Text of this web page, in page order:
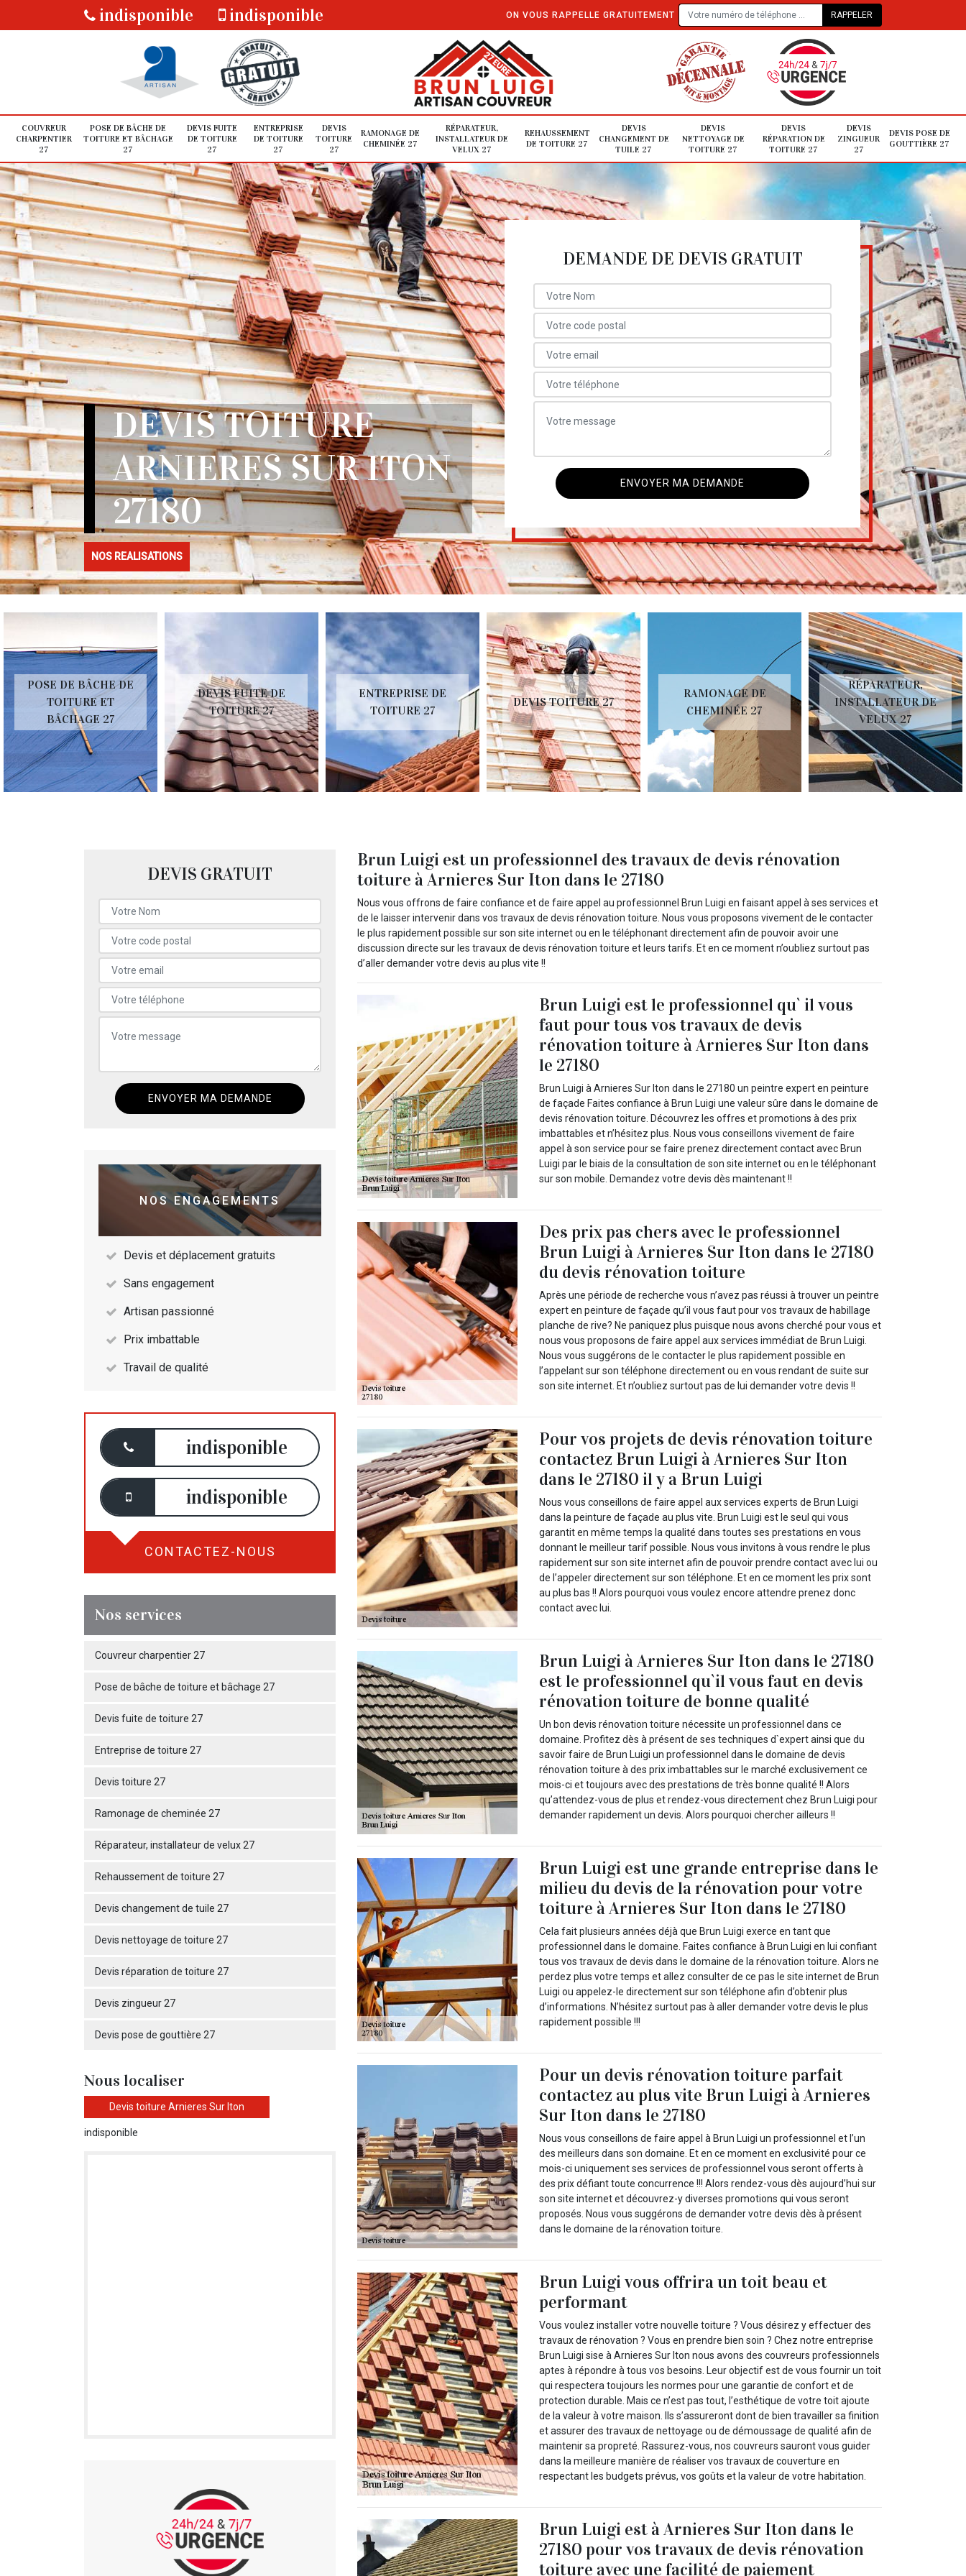
indisponible indisponible ON VOUS RAPPELLE GRATUITEMENT
COUVREUR
CHARPENTIER
27
POSE DE BÂCHE DE
TOITURE ET BÂCHAGE
27
DEVIS FUITE
DE TOITURE
27
ENTREPRISE
DE TOITURE
27
DEVIS
TOITURE
27
RAMONAGE DE
CHEMINÉE 27
RÉPARATEUR,
INSTALLATEUR DE
VELUX 27
REHAUSSEMENT
DE TOITURE 27
DEVIS
CHANGEMENT DE
TUILE 27
DEVIS
NETTOYAGE DE
TOITURE 27
DEVIS
RÉPARATION DE
TOITURE 27
DEVIS
ZINGUEUR
27
DEVIS POSE DE
GOUTTIÈRE 27
DEVIS TOITURE
ARNIERES SUR ITON
27180
NOS REALISATIONS
DEMANDE DE DEVIS GRATUIT
POSE DE BÂCHE DE
TOITURE ET
BÂCHAGE 27
DEVIS FUITE DE
TOITURE 27
ENTREPRISE DE
TOITURE 27
DEVIS TOITURE 27
RAMONAGE DE
CHEMINÉE 27
RÉPARATEUR,
INSTALLATEUR DE
VELUX 27
DEVIS GRATUIT
NOS ENGAGEMENTS
Devis et déplacement gratuits
Sans engagement
Artisan passionné
Prix imbattable
Travail de qualité
indisponible
indisponible
CONTACTEZ-NOUS
Nos services
Couvreur charpentier 27
Pose de bâche de toiture et bâchage 27
Devis fuite de toiture 27
Entreprise de toiture 27
Devis toiture 27
Ramonage de cheminée 27
Réparateur, installateur de velux 27
Rehaussement de toiture 27
Devis changement de tuile 27
Devis nettoyage de toiture 27
Devis réparation de toiture 27
Devis zingueur 27
Devis pose de gouttière 27
Nous localiser
Devis toiture Arnieres Sur Iton
indisponible
Brun Luigi est un professionnel des travaux de devis rénovation
toiture à Arnieres Sur Iton dans le 27180
Nous vous offrons de faire confiance et de faire appel au professionnel Brun Luigi en faisant appel à ses services et
de le laisser intervenir dans vos travaux de devis rénovation toiture. Nous vous proposons vivement de le contacter
le plus rapidement possible sur son site internet ou en le téléphonant directement afin de pouvoir avoir une
discussion directe sur les travaux de devis rénovation toiture et leurs tarifs. Et en ce moment n’oubliez surtout pas
d’aller demander votre devis au plus vite !!
Brun Luigi est le professionnel qu` il vous
faut pour tous vos travaux de devis
rénovation toiture à Arnieres Sur Iton dans
le 27180
Brun Luigi à Arnieres Sur Iton dans le 27180 un peintre expert en peinture
de façade Faites confiance à Brun Luigi une valeur sûre dans le domaine de
devis rénovation toiture. Découvrez les offres et promotions à des prix
imbattables et n’hésitez plus. Nous vous conseillons vivement de faire
appel à son service pour se faire prenez directement contact avec Brun
Luigi par le biais de la consultation de son site internet ou en le téléphonant
sur son mobile. Demandez votre devis dès maintenant !!
Des prix pas chers avec le professionnel
Brun Luigi à Arnieres Sur Iton dans le 27180
du devis rénovation toiture
Après une période de recherche vous n’avez pas réussi à trouver un peintre
expert en peinture de façade qu’il vous faut pour vos travaux de habillage
planche de rive? Ne paniquez plus puisque nous avons cherché pour vous et
nous vous proposons de faire appel aux services immédiat de Brun Luigi.
Nous vous suggérons de le contacter le plus rapidement possible en
l’appelant sur son téléphone directement ou en vous rendant de suite sur
son site internet. Et n’oubliez surtout pas de lui demander votre devis !!
Pour vos projets de devis rénovation toiture
contactez Brun Luigi à Arnieres Sur Iton
dans le 27180 il y a Brun Luigi
Nous vous conseillons de faire appel aux services experts de Brun Luigi
dans la peinture de façade au plus vite. Brun Luigi est le seul qui vous
garantit en même temps la qualité dans toutes ses prestations en vous
donnant le meilleur tarif possible. Nous vous invitons à vous rendre le plus
rapidement sur son site internet afin de pouvoir prendre contact avec lui ou
de l’appeler directement sur son téléphone. Et en ce moment les prix sont
au plus bas !! Alors pourquoi vous voulez encore attendre prenez donc
contact avec lui.
Brun Luigi à Arnieres Sur Iton dans le 27180
est le professionnel qu`il vous faut en devis
rénovation toiture de bonne qualité
Un bon devis rénovation toiture nécessite un professionnel dans ce
domaine. Profitez dès à présent de ses techniques d`expert ainsi que du
savoir faire de Brun Luigi un professionnel dans le domaine de devis
rénovation toiture à des prix imbattables sur le marché exclusivement ce
mois-ci et toujours avec des prestations de très bonne qualité !! Alors
qu’attendez-vous de plus et rendez-vous directement chez Brun Luigi pour
demander rapidement un devis. Alors pourquoi chercher ailleurs !!
Brun Luigi est une grande entreprise dans le
milieu du devis de la rénovation pour votre
toiture à Arnieres Sur Iton dans le 27180
Cela fait plusieurs années déjà que Brun Luigi exerce en tant que
professionnel dans le domaine. Faites confiance à Brun Luigi en lui confiant
tous vos travaux de devis dans le domaine de la rénovation toiture. Alors ne
perdez plus votre temps et allez consulter de ce pas le site internet de Brun
Luigi ou appelez-le directement sur son téléphone afin d’obtenir plus
d’informations. N’hésitez surtout pas à aller demander votre devis le plus
rapidement possible !!!
Pour un devis rénovation toiture parfait
contactez au plus vite Brun Luigi à Arnieres
Sur Iton dans le 27180
Nous vous conseillons de faire appel à Brun Luigi un professionnel et l’un
des meilleurs dans son domaine. Et en ce moment en exclusivité pour ce
mois-ci uniquement ses services de professionnel vous seront offerts à
des prix défiant toute concurrence !!! Alors rendez-vous dès aujourd’hui sur
son site internet et découvrez-y diverses promotions qui vous seront
proposés. Nous vous suggérons de demander votre devis dès à présent
dans le domaine de la rénovation toiture.
Brun Luigi vous offrira un toit beau et
performant
Vous voulez installer votre nouvelle toiture ? Vous désirez y effectuer des
travaux de rénovation ? Vous en prendre bien soin ? Chez notre entreprise
Brun Luigi sise à Arnieres Sur Iton nous avons des couvreurs professionnels
aptes à répondre à tous vos besoins. Leur objectif est de vous fournir un toit
qui respectera toujours les normes pour une garantie de confort et de
protection durable. Mais ce n’est pas tout, l’esthétique de votre toit ajoute
de la valeur à votre maison. Ils s’assureront dont de bien travailler sa finition
et assurer des travaux de nettoyage ou de démoussage de qualité afin de
maintenir sa propreté. Rassurez-vous, nos couvreurs sauront vous guider
dans la meilleure manière de réaliser vos travaux de couverture en
respectant les budgets prévus, vos goûts et la valeur de votre habitation.
Brun Luigi est à Arnieres Sur Iton dans le
27180 pour vos travaux de devis rénovation
toiture avec une facilité de paiement